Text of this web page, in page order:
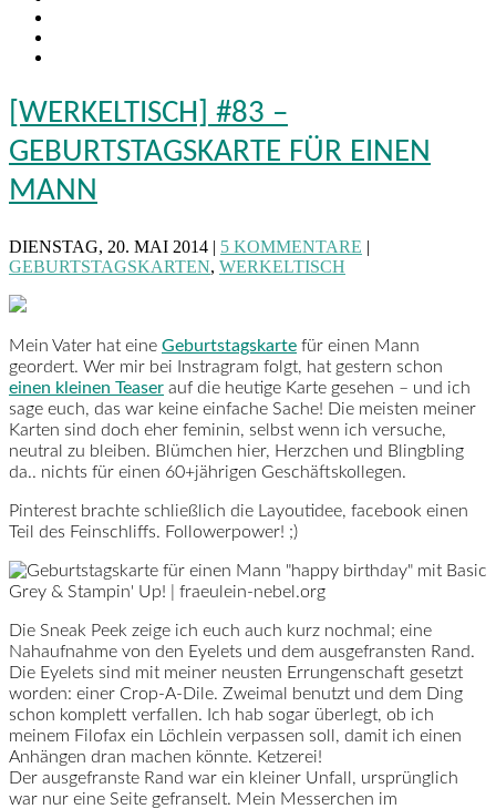
[WERKELTISCH] #83 –
GEBURTSTAGSKARTE FÜR EINEN
MANN
DIENSTAG, 20. MAI 2014 | 5 KOMMENTARE |
GEBURTSTAGSKARTEN, WERKELTISCH
Mein Vater hat eine Geburtstagskarte für einen Mann
geordert. Wer mir bei Instragram folgt, hat gestern schon
einen kleinen Teaser auf die heutige Karte gesehen – und ich
sage euch, das war keine einfache Sache! Die meisten meiner
Karten sind doch eher feminin, selbst wenn ich versuche,
neutral zu bleiben. Blümchen hier, Herzchen und Blingbling
da.. nichts für einen 60+jährigen Geschäftskollegen.
Pinterest brachte schließlich die Layoutidee, facebook einen
Teil des Feinschliffs. Followerpower! ;)
Die Sneak Peek zeige ich euch auch kurz nochmal; eine
Nahaufnahme von den Eyelets und dem ausgefransten Rand.
Die Eyelets sind mit meiner neusten Errungenschaft gesetzt
worden: einer Crop-A-Dile. Zweimal benutzt und dem Ding
schon komplett verfallen. Ich hab sogar überlegt, ob ich
meinem Filofax ein Löchlein verpassen soll, damit ich einen
Anhängen dran machen könnte. Ketzerei!
Der ausgefranste Rand war ein kleiner Unfall, ursprünglich
war nur eine Seite gefranselt. Mein Messerchen im